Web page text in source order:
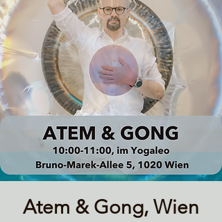
Atem & Gong, Wien